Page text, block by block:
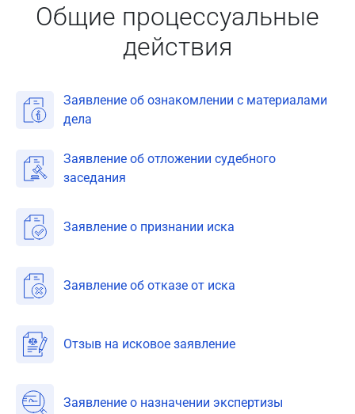
Общие процессуальные
действия
Заявление об ознакомлении с материалами
дела
Заявление об отложении судебного
заседания
Заявление о признании иска
Заявление об отказе от иска
Отзыв на исковое заявление
Заявление о назначении экспертизы